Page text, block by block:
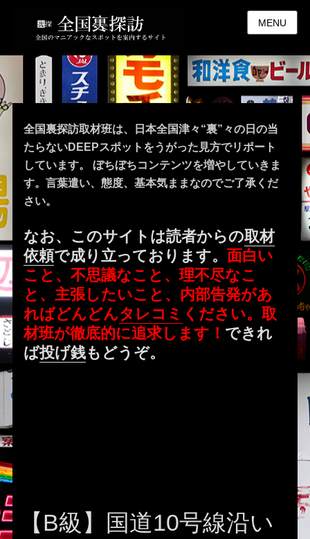
MENU
全国裏探訪取材班は、日本全国津々“裏”々の日の当
たらないDEEPスポットをうがった見方でリポート
しています。 ぼちぼちコンテンツを増やしていきま
す。言葉遣い、態度、基本気ままなのでご了承くだ
さい。
なお、このサイトは読者からの取材
依頼で成り立っております。面白い
こと、不思議なこと、理不尽なこ
と、主張したいこと、内部告発があ
ればどんどんタレコミ ください。取
材班が徹底的に追求します！ できれ
ば投げ銭もどうぞ。
【B級】国道10号線沿い